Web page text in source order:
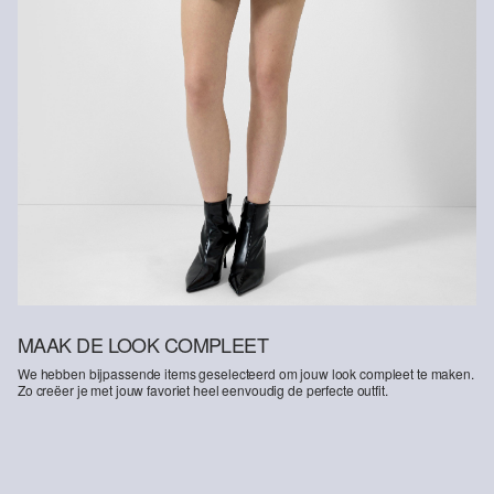
MAAK DE LOOK COMPLEET
We hebben bijpassende items geselecteerd om jouw look compleet te maken.
Zo creëer je met jouw favoriet heel eenvoudig de perfecte outfit.